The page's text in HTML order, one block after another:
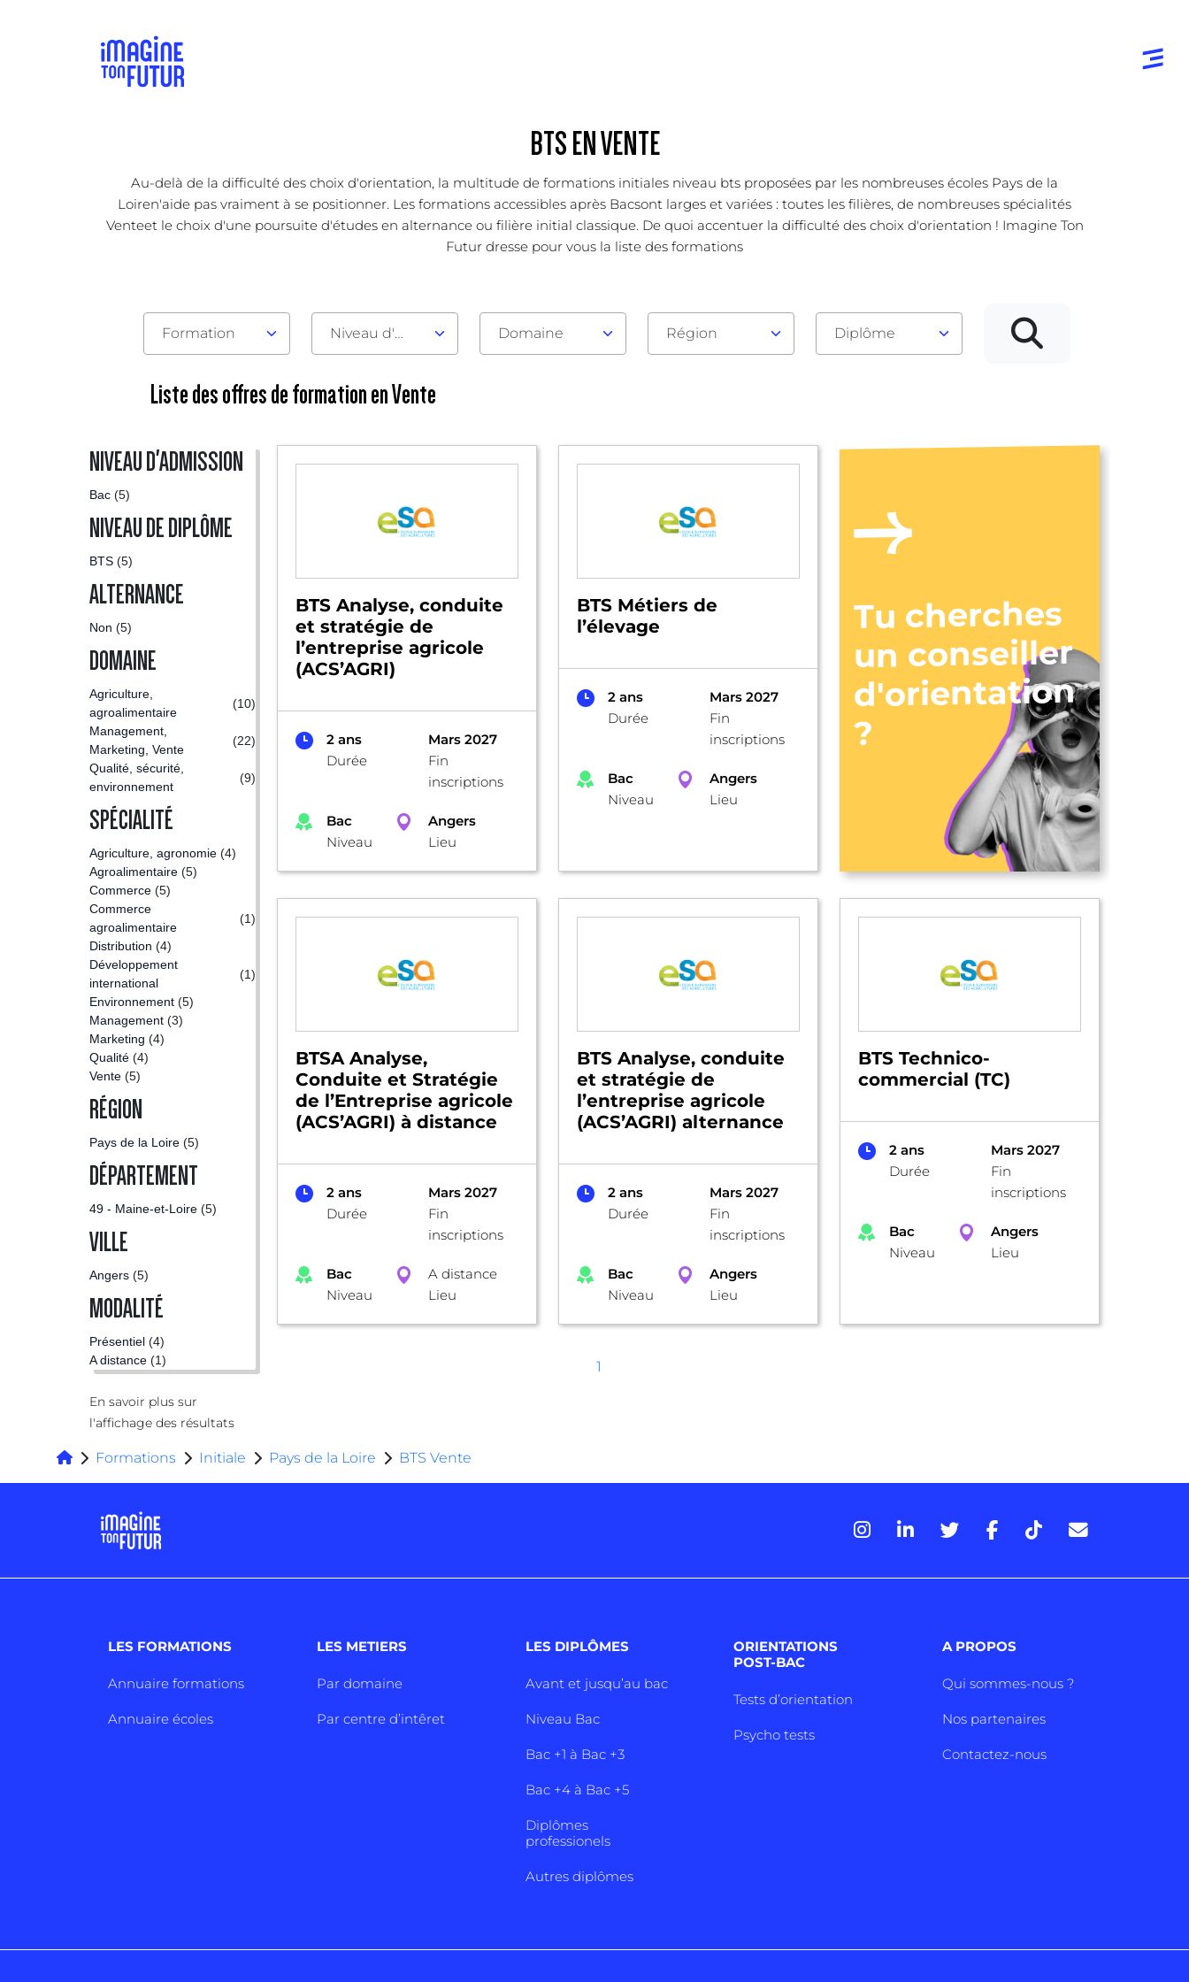
BTS EN VENTE
Au-delà de la difficulté des choix d'orientation, la multitude de formations initiales niveau bts proposées par les nombreuses écoles Pays de la
Loiren'aide pas vraiment à se positionner. Les formations accessibles après Bacsont larges et variées : toutes les filières, de nombreuses spécialités
Venteet le choix d'une poursuite d'études en alternance ou filière initial classique. De quoi accentuer la difficulté des choix d'orientation ! Imagine Ton
Futur dresse pour vous la liste des formations
Formation Niveau d'admission Domaine Région Diplôme
Liste des offres de formation en Vente
NIVEAU D'ADMISSION
Bac (5)
NIVEAU DE DIPLÔME
BTS (5)
ALTERNANCE
Non (5)
DOMAINE
Agriculture,
agroalimentaire
(10)
Management,
Marketing, Vente
(22)
Qualité, sécurité,
environnement
(9)
SPÉCIALITÉ
Agriculture, agronomie (4)
Agroalimentaire (5)
Commerce (5)
Commerce
agroalimentaire
(1)
Distribution (4)
Développement
international
(1)
Environnement (5)
Management (3)
Marketing (4)
Qualité (4)
Vente (5)
RÉGION
Pays de la Loire (5)
DÉPARTEMENT
49 - Maine-et-Loire (5)
VILLE
Angers (5)
MODALITÉ
Présentiel (4)
A distance (1)
En savoir plus sur
l'affichage des résultats
BTS Analyse, conduite
et stratégie de
l’entreprise agricole
(ACS’AGRI)
2 ans
Durée
Mars 2027
Fin
inscriptions
Bac
Niveau
Angers
Lieu
BTS Métiers de
l’élevage
2 ans
Durée
Mars 2027
Fin
inscriptions
Bac
Niveau
Angers
Lieu
Tu cherches
un conseiller
d'orientation
?
BTSA Analyse,
Conduite et Stratégie
de l’Entreprise agricole
(ACS’AGRI) à distance
2 ans
Durée
Mars 2027
Fin
inscriptions
Bac
Niveau
A distance
Lieu
BTS Analyse, conduite
et stratégie de
l’entreprise agricole
(ACS’AGRI) alternance
2 ans
Durée
Mars 2027
Fin
inscriptions
Bac
Niveau
Angers
Lieu
BTS Technico-
commercial (TC)
2 ans
Durée
Mars 2027
Fin
inscriptions
Bac
Niveau
Angers
Lieu
1
Formations Initiale Pays de la Loire BTS Vente
LES FORMATIONS
Annuaire formations
Annuaire écoles
LES METIERS
Par domaine
Par centre d’intêret
LES DIPLÔMES
Avant et jusqu’au bac
Niveau Bac
Bac +1 à Bac +3
Bac +4 à Bac +5
Diplômes
professionels
Autres diplômes
ORIENTATIONS
POST-BAC
Tests d’orientation
Psycho tests
A PROPOS
Qui sommes-nous ?
Nos partenaires
Contactez-nous